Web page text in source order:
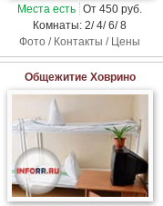
Места есть От 450 руб.
Комнаты: 2/ 4/ 6/ 8
Фото / Контакты / Цены
Общежитие Ховрино